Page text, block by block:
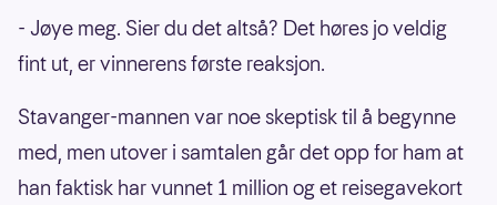
- Jøye meg. Sier du det altså? Det høres jo veldig
fint ut, er vinnerens første reaksjon.
Stavanger-mannen var noe skeptisk til å begynne
med, men utover i samtalen går det opp for ham at
han faktisk har vunnet 1 million og et reisegavekort